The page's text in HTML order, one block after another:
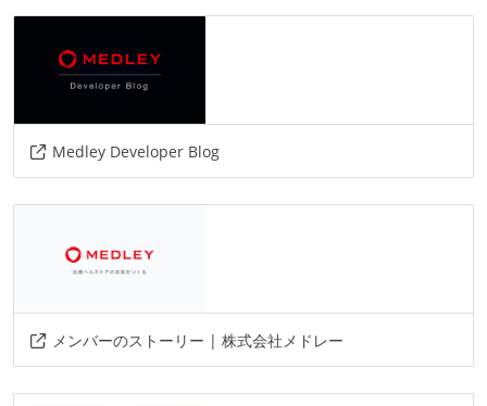
AIツール
その他
circleci
magicpod orbstack
docker
google-cloud
amazon-web-service
Medley Developer Blog
メンバーのストーリー | 株式会社メドレー